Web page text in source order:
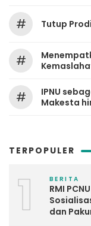
# Tutup
#
#
IPNU
Makesta
TERPOPULER
1 BERITA
RMI
dan